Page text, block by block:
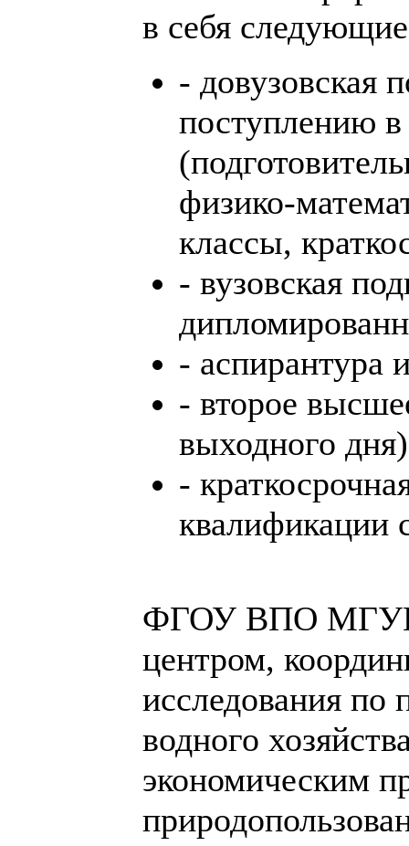
в себя
- довузовская
поступлению в
физико-
классы,
- вузовская
- аспирантура
- второе
выходного
-
квалификации
ФГОУ ВПО МГУП
центром,
исследования по
водного
экономическим